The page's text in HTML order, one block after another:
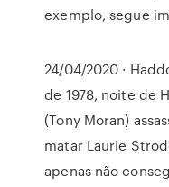
exemplo, segue
24/04/2020 ·
de 1978, noite de
(Tony Moran)
matar Laurie
apenas não